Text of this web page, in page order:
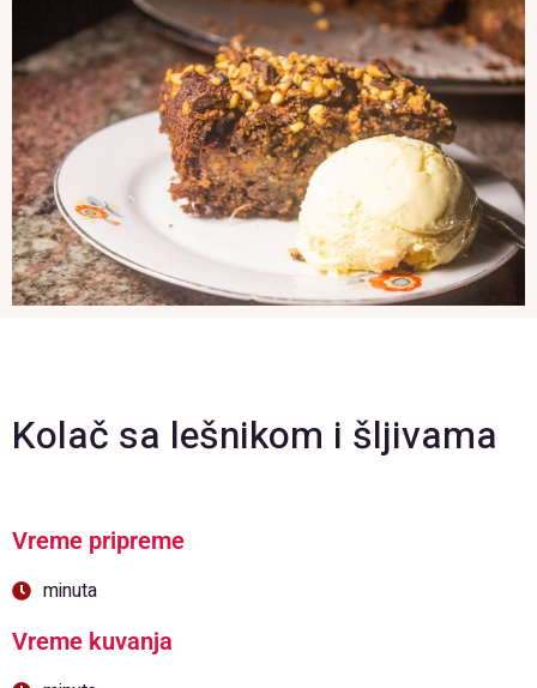
Kolač sa lešnikom i šljivama
Vreme pripreme
minuta
Vreme kuvanja